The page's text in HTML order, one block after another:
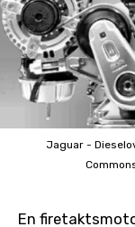
Jaguar -
En